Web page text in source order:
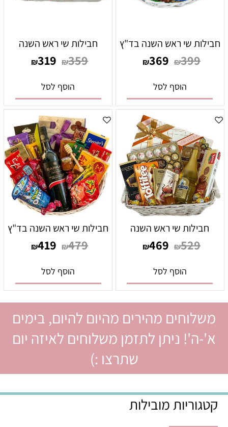
חבילות שי ראש השנה בד"ץ
₪399
₪369
הוסף לסל
חבילות שי ראש השנה
₪359
₪319
הוסף לסל
חבילות שי ראש השנה
₪529
₪469
הוסף לסל
חבילות שי ראש השנה בד"ץ
₪479
₪419
הוסף לסל
משלוחים מהירים מהיום להיום, בימים
א'-ה'! ניתן לתזמן משלוחים לאיזה יום
שתרצו :)
קטגוריות מובילות